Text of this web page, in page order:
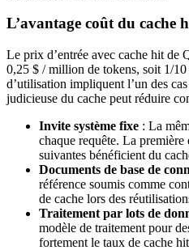
L’avantage coût du cache
Le prix d’entrée avec cache hit de
0,25 $ / million de tokens, soit 1/
d’utilisation impliquent l’un des
judicieuse du cache peut réduire
Invite système fixe : La
chaque requête. La
suivantes bénéficient du
Documents de base de
référence soumis comme
de cache lors des
Traitement par lots de
modèle de traitement pour
fortement le taux de cache